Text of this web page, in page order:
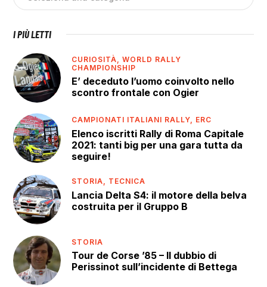
I PIÙ LETTI
CURIOSITÀ,WORLD RALLY
CHAMPIONSHIP
E’ deceduto l’uomo coinvolto nello
scontro frontale con Ogier
CAMPIONATI ITALIANI RALLY, ERC
Elenco iscritti Rally di Roma Capitale
2021: tanti big per una gara tutta da
seguire!
STORIA, TECNICA
Lancia Delta S4: il motore della belva
costruita per il Gruppo B
STORIA
Tour de Corse ’85 – Il dubbio di
Perissinot sull’incidente di Bettega